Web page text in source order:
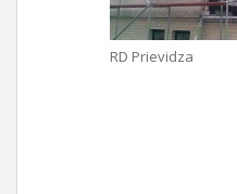
RD Prievidza